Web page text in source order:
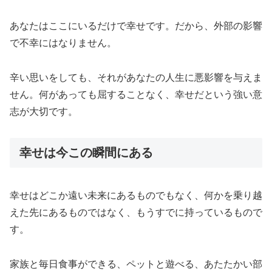
あなたはここにいるだけで幸せです。だから、外部の影響
で不幸にはなりません。
辛い思いをしても、それがあなたの人生に悪影響を与えま
せん。何があっても屈することなく、幸せだという強い意
志が大切です。
幸せは今この瞬間にある
幸せはどこか遠い未来にあるものでもなく、何かを乗り越
えた先にあるものではなく、もうすでに持っているもので
す。
家族と毎日食事ができる、ペットと遊べる、あたたかい部